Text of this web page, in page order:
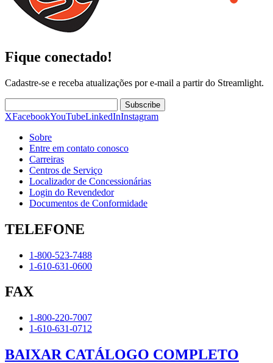
Fique conectado!
Cadastre-se e receba atualizações por e-mail a partir do Streamlight.
Subscribe
XFacebookYouTubeLinkedInInstagram
Sobre
Entre em contato conosco
Carreiras
Centros de Serviço
Localizador de Concessionárias
Login do Revendedor
Documentos de Conformidade
TELEFONE
1-800-523-7488
1-610-631-0600
FAX
1-800-220-7007
1-610-631-0712
BAIXAR CATÁLOGO COMPLETO